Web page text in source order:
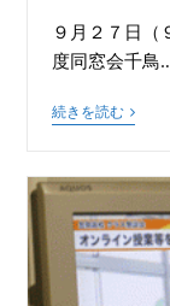
９月２７日（
度同窓会千鳥
続きを読む